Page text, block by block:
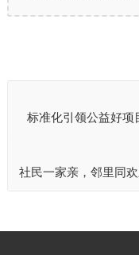
标准化引领公益好项
社民一家亲，邻里同